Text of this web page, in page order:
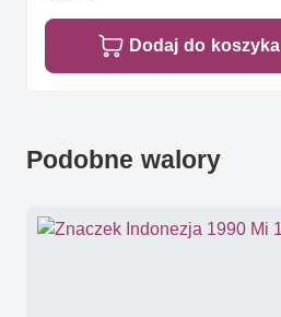
Dodaj do koszyka
Podobne walory